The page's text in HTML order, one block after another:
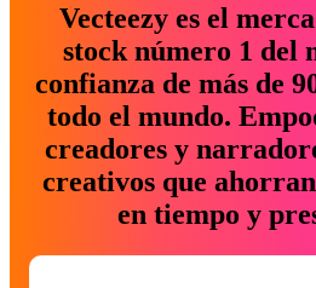
Vecteezy es el
stock número 1 del
confianza de más de
todo el mundo.
creadores y
creativos que
en tiempo y